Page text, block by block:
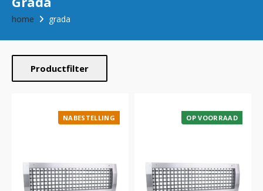
home grada
Productfilter
NABESTELLING OP VOORRAAD